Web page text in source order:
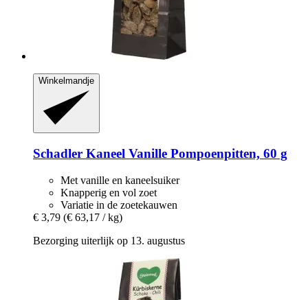
Winkelmandje
Schadler Kaneel Vanille Pompoenpitten, 60 g
Met vanille en kaneelsuiker
Knapperig en vol zoet
Variatie in de zoetekauwen
€ 3,79 (€ 63,17 / kg)
Bezorging uiterlijk op 13. augustus